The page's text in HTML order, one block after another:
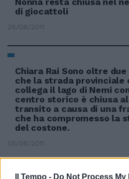
Il Tempo - Do Not Process
di giocattoli
26/06/2011
Chiara Rai Sono oltre due
che la strada provinciale
collega il lago di Nemi
centro storico è chiusa al
transito a causa di una
che ha compromesso la
del costone.
05/06/2011